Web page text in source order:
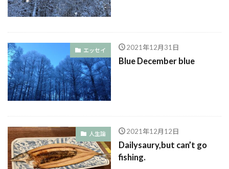
エッセイ 2021年12月31日
Blue December blue
人生論 2021年12月12日
Dailysaury,but can’t go
fishing.